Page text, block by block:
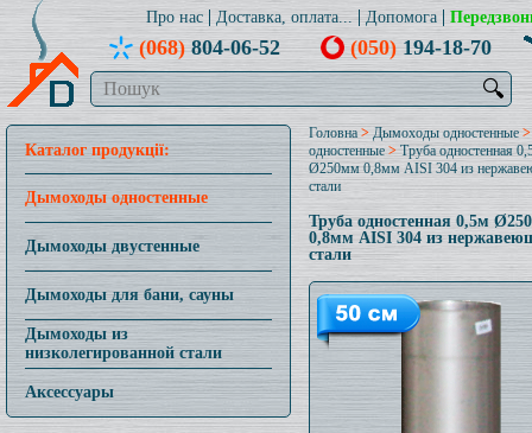
Про нас Доставка, оплата... Допомога
(068)804-06-52 (050)194-18-70
🔍
Каталог продукції:
Дымоходы одностенные
Дымоходы двустенные
Дымоходы для бани, сауны
Дымоходы из
низколегированной стали
Аксессуары
Головна > Дымоходы одностенные
одностенные >Труба одностенная
Ø250мм 0,8мм AISI 304 из
стали
Труба одностенная 0,5м
0,8мм AISI 304 из
стали